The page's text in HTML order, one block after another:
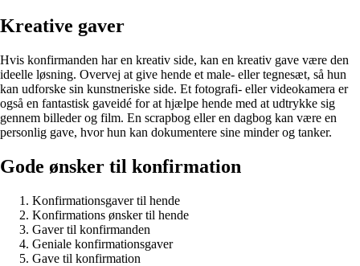
Kreative gaver
Hvis konfirmanden har en kreativ side, kan en kreativ gave være den
ideelle løsning. Overvej at give hende et male- eller tegnesæt, så hun
kan udforske sin kunstneriske side. Et fotografi- eller videokamera er
også en fantastisk gaveidé for at hjælpe hende med at udtrykke sig
gennem billeder og film. En scrapbog eller en dagbog kan være en
personlig gave, hvor hun kan dokumentere sine minder og tanker.
Gode ønsker til konfirmation
Konfirmationsgaver til hende
Konfirmations ønsker til hende
Gaver til konfirmanden
Geniale konfirmationsgaver
Gave til konfirmation